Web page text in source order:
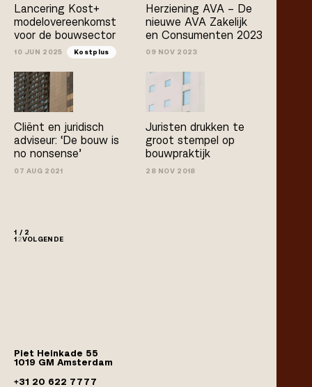
Lancering Kost+
modelovereenkomst
voor de bouwsector
10 JUN 2025 Kostplus
Herziening AVA – De
nieuwe AVA Zakelijk
en Consumenten 2023
09 NOV 2023
Cliënt en juridisch
adviseur: ‘De bouw is
no­ nonsense’
07 AUG 2021
Juristen drukken te
groot stempel op
bouwpraktijk
28 NOV 2018
1 / 2
12VOLGENDE
Piet Heinkade 55
1019 GM Amsterdam
+31 20 622 7777